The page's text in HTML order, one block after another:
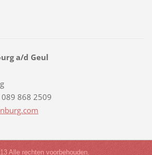
a/d Geul
089 868 2509
com
Alle rechten voorbehouden.